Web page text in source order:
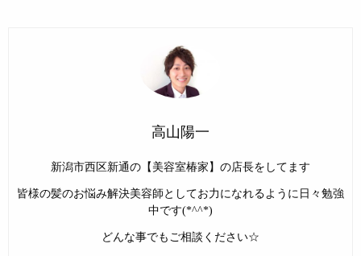
高山陽一
新潟市西区新通の【美容室椿家】の店長をしてます
皆様の髪のお悩み解決美容師としてお力になれるように日々勉強
中です(*^^*)
どんな事でもご相談ください☆